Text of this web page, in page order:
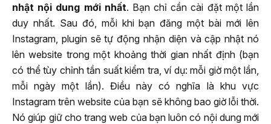
nhật nội dung mới nhất. Bạn chỉ cần cài đặt một lần
duy nhất. Sau đó, mỗi khi bạn đăng một bài mới lên
Instagram, plugin sẽ tự động nhận diện và cập nhật nó
lên website trong một khoảng thời gian nhất định (bạn
có thể tùy chỉnh tần suất kiểm tra, ví dụ: mỗi giờ một lần,
mỗi ngày một lần). Điều này có nghĩa là khu vực
Instagram trên website của bạn sẽ không bao giờ lỗi thời.
Nó giúp giữ cho trang web của bạn luôn có nội dung mới